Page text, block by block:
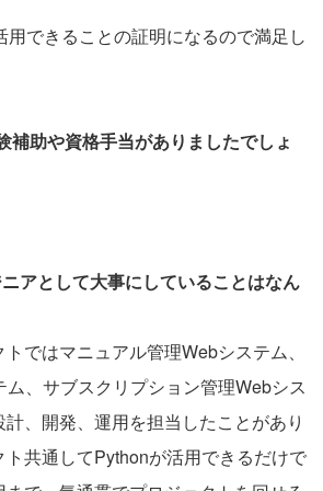
できることの証明になるので満足し
補助や資格手当がありましたでしょ
アとして大事にしていることはなん
ではマニュアル管理Webシステム、
、サブスクリプション管理Webシス
、開発、運用を担当したことがあり
ト共通してPythonが活用できるだけで